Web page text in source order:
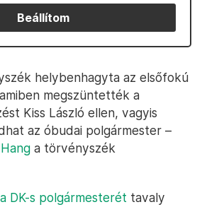
Beállítom
helybenhagyta az elsőfokú
megszüntették a
Kiss László ellen, vagyis
az óbudai polgármester –
a törvényszék
DK-s polgármesterét tavaly